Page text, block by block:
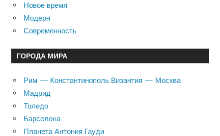
Новое время
Модерн
Современность
ГОРОДА МИРА
Рим — Константинополь Византия — Москва
Мадрид
Толедо
Барселона
Планета Антония Гауди